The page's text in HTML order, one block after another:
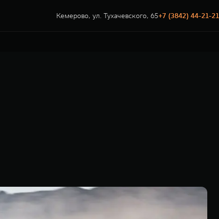
Кемерово, ул. Тухачевского, 65+7 (3842) 44-21-21